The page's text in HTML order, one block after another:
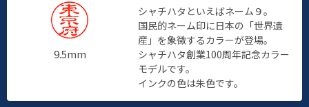
9.5mm
シャチハタといえばネーム９。
国民的ネーム印に日本の「世界遺
産」を象徴するカラーが登場。
シャチハタ創業100周年記念カラー
モデルです。
インクの色は朱色です。